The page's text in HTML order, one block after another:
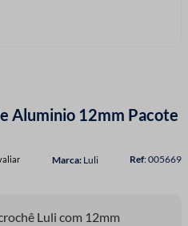
Aluminio 12mm Pacote
Luli :005669
Luli com 12mm